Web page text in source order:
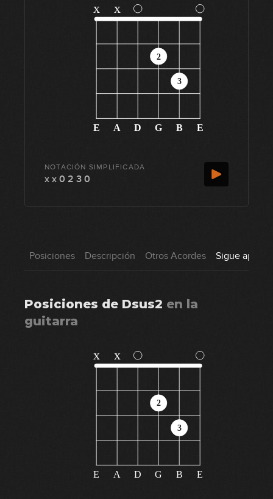
E A D G B E
x x
2
3
NOTACIÓN SIMPLIFICADA
x x 0 2 3 0
Posiciones Descripción Otros Acordes Sigue
Posiciones de Dsus2 en la
guitarra
E A D G B E
x x
2
3